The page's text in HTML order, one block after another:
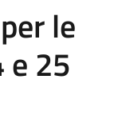
le
e 25